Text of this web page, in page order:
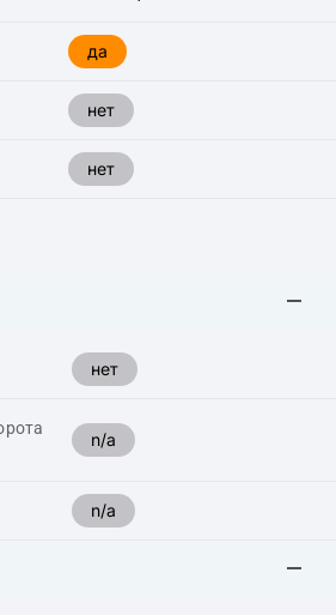
да
нет
нет
нет
n/a
n/a